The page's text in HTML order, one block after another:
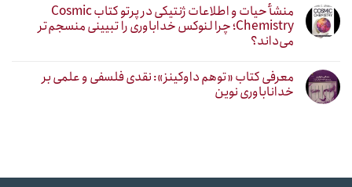
منشأ حیات و اطلاعات ژنتیکی در پرتو کتاب Cosmic
Chemistry؛ چرا لنوکس خداباوری را تبیینی منسجم‌تر
می‌داند؟
معرفی کتاب «توهم داوکینز»: نقدی فلسفی و علمی بر
خداناباوری نوین